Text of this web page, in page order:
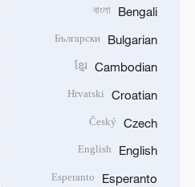
Bengali
বাংলা
Bulgarian
Български
Cambodian
ខ្មែរ
Croatian
Hrvatski
Czech
Český
English
English
Esperanto
Esperanto